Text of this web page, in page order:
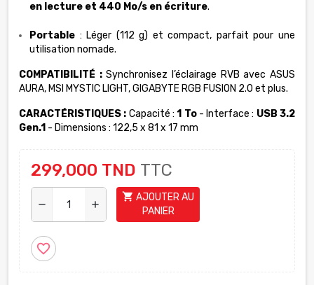
en lecture et 440 Mo/s en écriture.
Portable : Léger (112 g) et compact, parfait pour une
utilisation nomade.
COMPATIBILITÉ :Synchronisez l’éclairage RVB avec ASUS
AURA, MSI MYSTIC LIGHT, GIGABYTE RGB FUSION 2.0 et plus.
CARACTÉRISTIQUES : Capacité :1 To- Interface : USB 3.2
Gen.1 - Dimensions : 122,5 x 81 x 17 mm
299,000 TND TTC
remove add
shopping_cart AJOUTER AU
PANIER
favorite_border